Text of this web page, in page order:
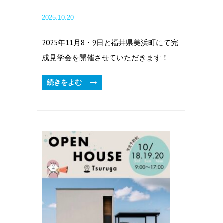
2025.10.20
2025年11月8・9日と福井県美浜町にて完
成見学会を開催させていただきます！
続きをよむ